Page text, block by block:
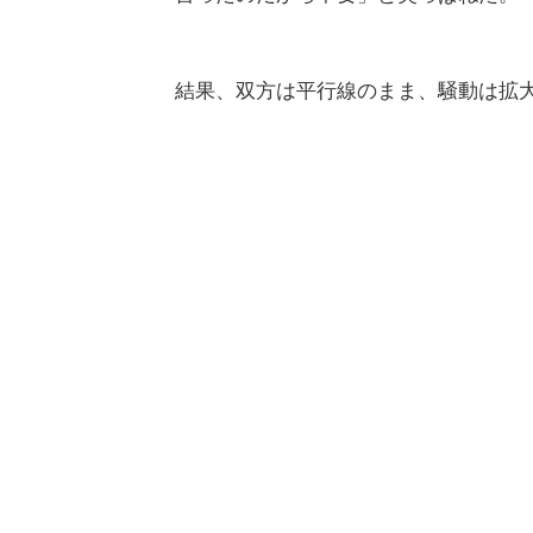
結果、双方は平行線のまま、騒動は拡